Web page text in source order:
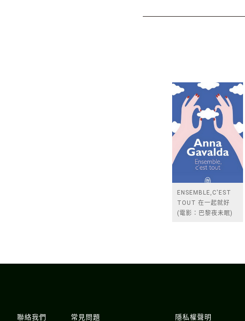
ENSEMBLE,C'EST
TOUT 在一起就好
(電影：巴黎夜未眠)
聯絡我們 常見問題 隱私權聲明